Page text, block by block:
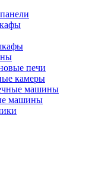
печи
камеры
машины
машины